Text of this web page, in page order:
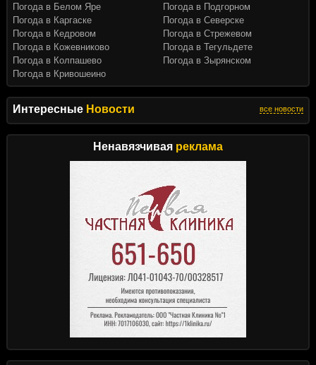
Интересные Новости все новости
Ненавязчивая реклама
Погода в Белом Яре
Погода в Каргаске
Погода в Кедровом
Погода в Кожевниково
Погода в Колпашево
Погода в Кривошеино
Погода в Подгорном
Погода в Северске
Погода в Стрежевом
Погода в Тегульдете
Погода в Зырянском